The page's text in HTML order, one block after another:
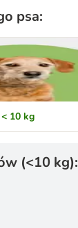
psa:
< 10 kg
(<10 kg):